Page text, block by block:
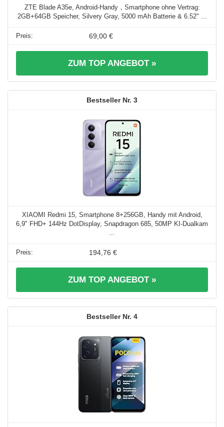
ZTE Blade A35e, Android-Handy，Smartphone ohne Vertrag:
2GB+64GB Speicher, Silvery Gray, 5000 mAh Batterie & 6.52" ...
69,00 €
ZUM TOP ANGEBOT »
3
XIAOMI Redmi 15, Smartphone 8+256GB, Handy mit Android,
6,9" FHD+ 144Hz DotDisplay, Snapdragon 685, 50MP KI-Dualkam
...
194,76 €
ZUM TOP ANGEBOT »
4